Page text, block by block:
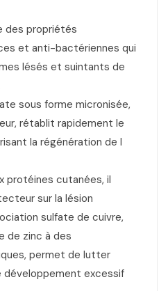
des propriétés
et anti-bactériennes qui
lésés et suintants de
sous forme micronisée,
rétablit rapidement le
la régénération de l
protéines cutanées, il
sur la lésion
sulfate de cuivre,
de zinc à des
permet de lutter
excessif